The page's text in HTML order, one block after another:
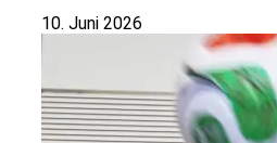
10. Juni 2026